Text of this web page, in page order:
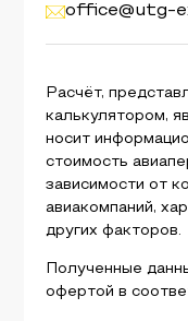
office@utg-
Расчёт,
калькулятором,
носит
стоимость
зависимости от
авиакомпаний,
других факторов.
Полученные
офертой в